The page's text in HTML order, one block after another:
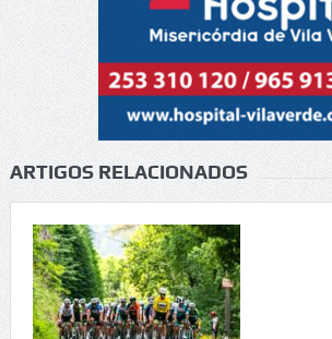
ARTIGOS RELACIONADOS